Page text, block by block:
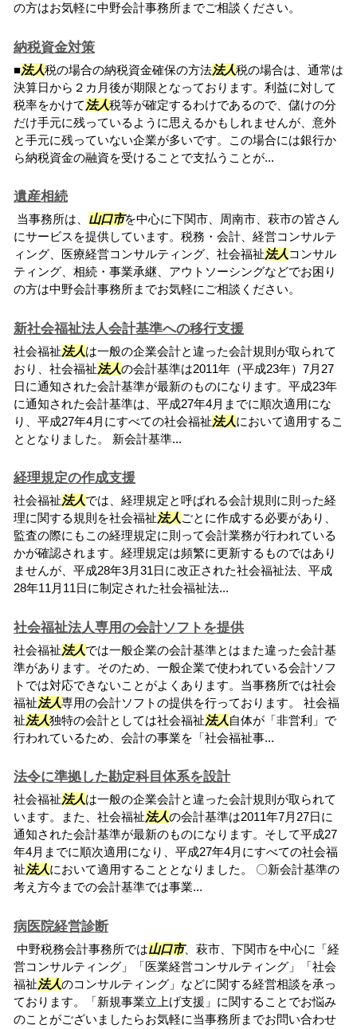
の方はお気軽に中野会計事務所までご相談ください。
納税資金対策
■法人税の場合の納税資金確保の方法法人税の場合は、通常は
決算日から２カ月後が期限となっております。利益に対して
税率をかけて 法人税等が確定するわけであるので、儲けの分
だけ手元に残っているように思えるかもしれませんが、意外
と手元に残っていない企業が多いです。この場合には銀行か
ら納税資金の融資を受けることで支払うことが...
遺産相続
当事務所は、 山口市を中心に下関市、周南市、萩市の皆さん
にサービスを提供しています。税務・会計、経営コンサルテ
ィング、医療経営コンサルティング、社会福祉法人コンサル
ティング、相続・事業承継、アウトソーシングなどでお困り
の方は中野会計事務所までお気軽にご相談ください。
新社会福祉法人会計基準への移行支援
社会福祉法人は一般の企業会計と違った会計規則が取られて
おり、社会福祉法人の会計基準は2011年（平成23年）7月27
日に通知された会計基準が最新のものになります。平成23年
に通知された会計基準は、平成27年4月までに順次適用にな
り、平成27年4月にすべての社会福祉法人において適用するこ
ととなりました。 新会計基準...
経理規定の作成支援
社会福祉法人では、経理規定と呼ばれる会計規則に則った経
理に関する規則を社会福祉法人ごとに作成する必要があり、
監査の際にもこの経理規定に則って会計業務が行われている
かが確認されます。経理規定は頻繁に更新するものではあり
ませんが、平成28年3月31日に改正された社会福祉法、平成
28年11月11日に制定された社会福祉法...
社会福祉法人専用の会計ソフトを提供
社会福祉法人では一般企業の会計基準とはまた違った会計基
準があります。そのため、一般企業で使われている会計ソフ
トでは対応できないことがよくあります。当事務所では社会
福祉法人専用の会計ソフトの提供を行っております。 社会福
祉法人独特の会計としては社会福祉法人 自体が「非営利」で
行われているため、会計の事業を「社会福祉事...
法令に準拠した勘定科目体系を設計
社会福祉法人は一般の企業会計と違った会計規則が取られて
います。また、社会福祉法人の会計基準は2011年7月27日に
通知された会計基準が最新のものになります。そして平成27
年4月までに順次適用になり、平成27年4月にすべての社会福
祉法人において適用することとなりました。 〇新会計基準の
考え方今までの会計基準では事業...
病医院経営診断
中野税務会計事務所では山口市、萩市、下関市を中心に「経
営コンサルティング」「医業経営コンサルティング」「社会
福祉法人のコンサルティング」などに関する経営相談を承っ
ております。「新規事業立上げ支援」に関することでお悩み
のことがございましたらお気軽に当事務所までお問い合わせ